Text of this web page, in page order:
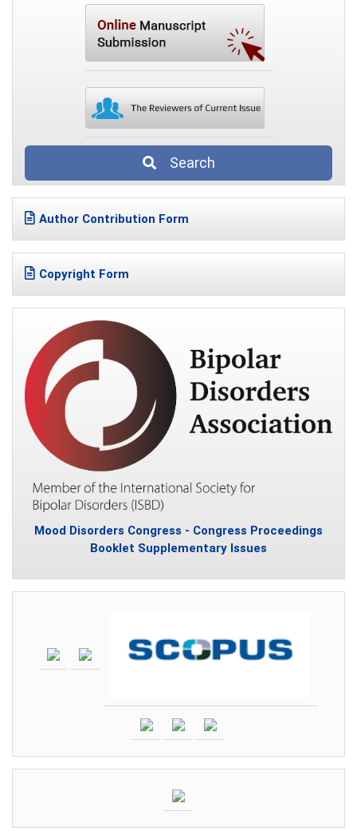
Search
Author Contribution Form
Copyright Form
Mood Disorders Congress - Congress Proceedings
Booklet Supplementary Issues